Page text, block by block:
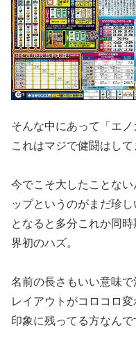
そんな中にあって「エノ
これはマジで健闘はして
今でこそ大したことな
ップとい うのがまだ珍
となると多分これか同時
界初のハズ。
名前の長さもいい意味
レイアウ トがコロコロ
印象に残ってる方なんで